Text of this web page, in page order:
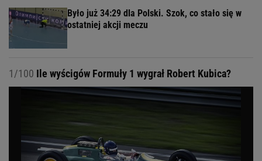
Było już 34:29 dla Polski. Szok, co stało się w
ostatniej akcji meczu
1/100 Ile wyścigów Formuły 1 wygrał Robert Kubica?